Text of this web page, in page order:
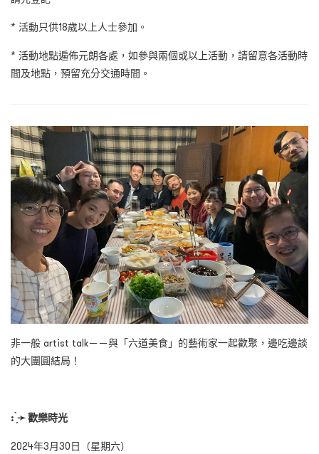
* 活動只供18歲以上人士參加。
* 活動地點遍佈元朗各處，如參與兩個或以上活動，請留意各活動時
間及地點，預留充分交通時間。
非一般 artist talk－－與「六道美食」的藝術家一起歡聚，邊吃邊談
的大團圓結局！
: ̗̀ ➛歡樂時光
2024年3月30日（星期六）